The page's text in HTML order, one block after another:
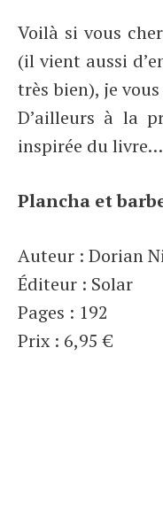
Voilà si vous
(il vient aussi
très bien), je
D’ailleurs à la
inspirée du livre…
Plancha et
Auteur : Dorian
Éditeur : Solar
Pages : 192
Prix : 6,95 €